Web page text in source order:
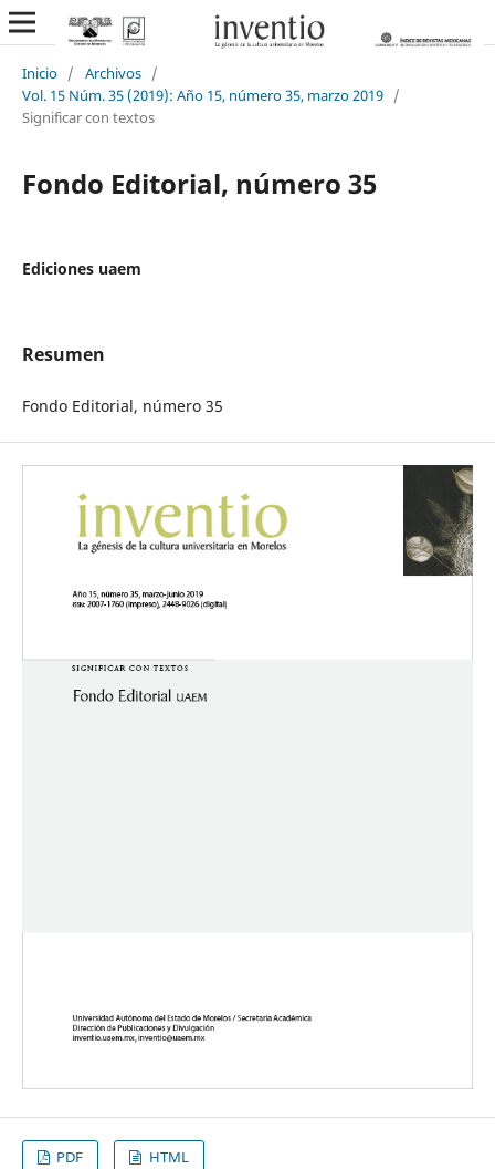
Inicio / Archivos /
Vol. 15 Núm. 35 (2019): Año 15, número 35, marzo 2019 /
Significar con textos
Fondo Editorial, número 35
Ediciones uaem
Resumen
Fondo Editorial, número 35
PDF HTML